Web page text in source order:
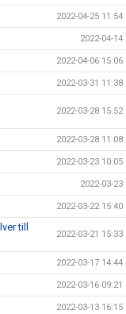
2022-04-25 11:54
2022-04-14
2022-04-06 15:06
2022-03-31 11:38
2022-03-28 15:52
2022-03-28 11:08
2022-03-23 10:05
2022-03-23
2022-03-22 15:40
till
2022-03-21 15:33
2022-03-17 14:44
2022-03-16 09:21
2022-03-13 16:15